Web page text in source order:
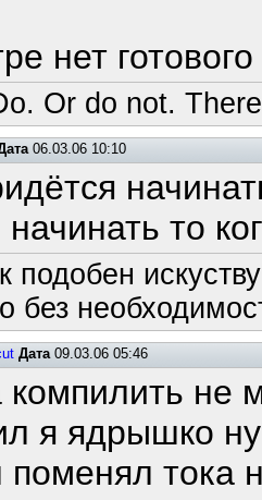
нет
Or do not.
06.03.06 10:10
то
подобен
без
Дата09.03.06 05:46
компилить не
я ядрышко
поменял тока